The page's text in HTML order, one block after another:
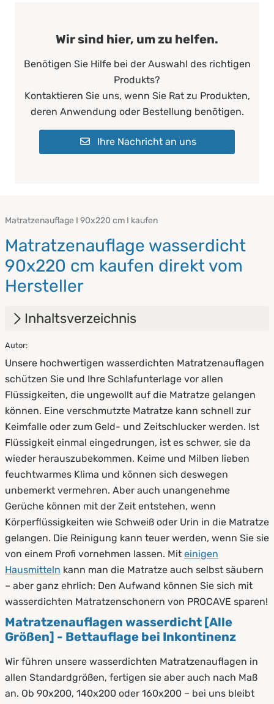
Wir sind hier, um zu helfen.
Benötigen Sie Hilfe bei der Auswahl des richtigen
Produkts?
Kontaktieren Sie uns, wenn Sie Rat zu Produkten,
deren Anwendung oder Bestellung benötigen.
Ihre Nachricht an uns
Matratzenauflage I 90x220 cm I kaufen
Matratzenauflage wasserdicht
90x220 cm kaufen direkt vom
Hersteller
Inhaltsverzeichnis
1.
Größen] - Bettauflage bei Inkontinenz
2. Wer profitiert von wasserdichten
Matratzenauflagen?
2.1 Inkontinente
2.2 Schwangere
2.4 Haustiere
2.5 Kranken- und Altenpfleger
3. Vorteile wasserdichter Matratzenauflagen
4. Anwendung von wasserdichten
Matratzenauflagen
5. Diese Arten haben wir im Sortiment
5.2 Matratzenbezüge
Autor:
Unsere hochwertigen wasserdichten Matratzenauflagen
schützen Sie und Ihre Schlafunterlage vor allen
Flüssigkeiten, die ungewollt auf die Matratze gelangen
können. Eine verschmutzte Matratze kann schnell zur
Keimfalle oder zum Geld- und Zeitschlucker werden. Ist
Flüssigkeit einmal eingedrungen, ist es schwer, sie da
wieder herauszubekommen. Keime und Milben lieben
feuchtwarmes Klima und können sich deswegen
unbemerkt vermehren. Aber auch unangenehme
Gerüche können mit der Zeit entstehen, wenn
Körperflüssigkeiten wie Schweiß oder Urin in die Matratze
gelangen. Die Reinigung kann teuer werden, wenn Sie sie
von einem Profi vornehmen lassen. Mit einigen
Hausmitteln kann man die Matratze auch selbst säubern
– aber ganz ehrlich: Den Aufwand können Sie sich mit
wasserdichten Matratzenschonern von PROCAVE sparen!
Matratzenauflagen wasserdicht [Alle
Größen] - Bettauflage bei Inkontinenz
Wir führen unsere wasserdichten Matratzenauflagen in
allen Standardgrößen, fertigen sie aber auch nach Maß
an. Ob 90x200, 140x200 oder 160x200 – bei uns bleibt